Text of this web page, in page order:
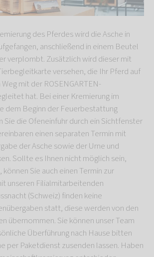
des Pferdes wird die Asche in
anschließend in einem Beutel
verplombt. Zusätzlich wird dieser mit
versehen, die Ihr Pferd auf
mit der ROSENGARTEN-
hat. Bei einer Kremierung im
dem Beginn der Feuerbestattung
Sie die Ofeneinfuhr durch ein Sichtfenster
einen separaten Termin mit
der Asche sowie der Urne und
Sollte es Ihnen nicht möglich sein,
Sie auch einen Termin zur
unseren Filialmitarbeitenden
(Schweiz) finden keine
statt, diese werden von den
übernommen. Sie können unser Team
Überführung nach Hause bitten
per Paketdienst zusenden lassen. Haben